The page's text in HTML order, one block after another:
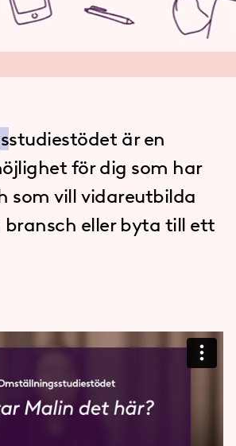
­studie­stödet är en
för dig som har
som vill vidareutbilda
eller byta till ett